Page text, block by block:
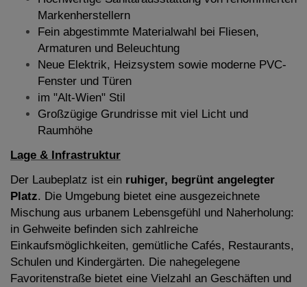
Markenherstellern
Fein abgestimmte Materialwahl bei Fliesen,
Armaturen und Beleuchtung
Neue Elektrik, Heizsystem sowie moderne PVC-
Fenster und Türen
im "Alt-Wien" Stil
Großzügige Grundrisse mit viel Licht und
Raumhöhe
Lage & Infrastruktur
Der Laubeplatz ist ein ruhiger, begrünt angelegter
Platz. Die Umgebung bietet eine ausgezeichnete
Mischung aus urbanem Lebensgefühl und Naherholung:
in Gehweite befinden sich zahlreiche
Einkaufsmöglichkeiten, gemütliche Cafés, Restaurants,
Schulen und Kindergärten. Die nahegelegene
Favoritenstraße bietet eine Vielzahl an Geschäften und